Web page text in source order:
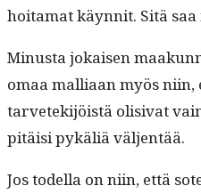
hoita­mat käyn­nit. Sitä saa
Minus­ta jokaisen
omaa malli­aan myös
tarvetek­i­jöistä oli­si­vat
pitäisi pykäliä väljentää.
Jos todel­la on niin, että